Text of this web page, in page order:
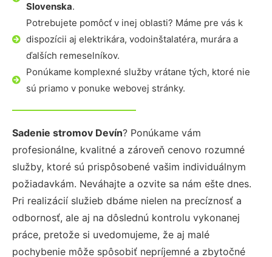
Slovenska.
Potrebujete pomôcť v inej oblasti? Máme pre vás k
dispozícii aj elektrikára, vodoinštalatéra, murára a
ďalších remeselníkov.
Ponúkame komplexné služby vrátane tých, ktoré nie
sú priamo v ponuke webovej stránky.
Sadenie stromov Devín? Ponúkame vám
profesionálne, kvalitné a zároveň cenovo rozumné
služby, ktoré sú prispôsobené vašim individuálnym
požiadavkám. Neváhajte a ozvite sa nám ešte dnes.
Pri realizácií služieb dbáme nielen na precíznosť a
odbornosť, ale aj na dôslednú kontrolu vykonanej
práce, pretože si uvedomujeme, že aj malé
pochybenie môže spôsobiť nepríjemné a zbytočné